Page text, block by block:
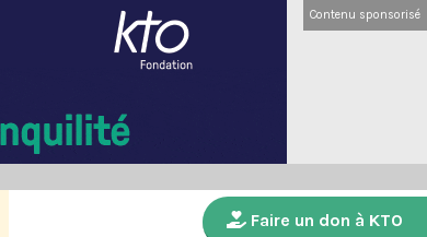
Contenu sponsorisé
Faire un don à KTO